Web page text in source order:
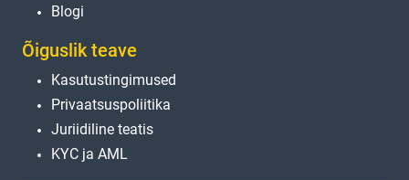
Blogi
Õiguslik teave
Kasutustingimused
Privaatsuspoliitika
Juriidiline teatis
KYC ja AML